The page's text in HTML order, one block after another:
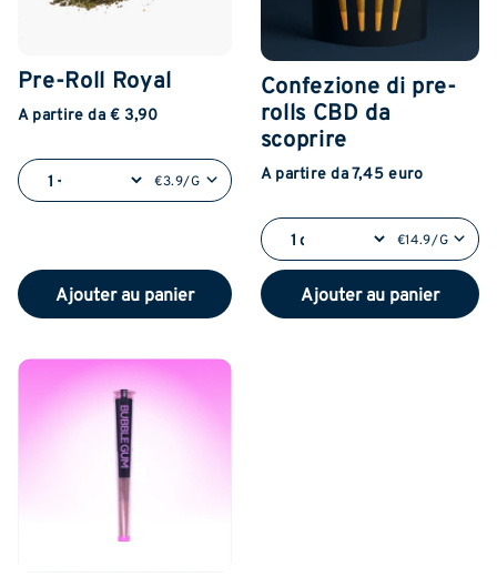
Pre-Roll Royal
A partire da € 3,90
€3.9/G
Ajouter au panier
Confezione di pre-
rolls CBD da
scoprire
A partire da 7,45 euro
€14.9/G
Ajouter au panier